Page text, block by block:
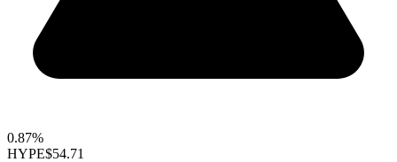
0.87%
HYPE$54.71